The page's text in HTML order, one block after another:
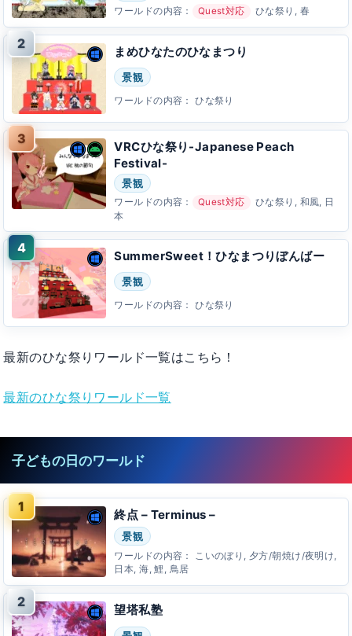
ワールドの内容： Quest対応 ひな祭り, 春
まめひなたのひなまつり
景観
ワールドの内容： ひな祭り
VRCひな祭り-Japanese Peach
Festival-
景観
ワールドの内容： Quest対応
ひな祭り, 和風, 日
本
SummerSweet！ひなまつりぼんばー
景観
ワールドの内容： ひな祭り
最新のひな祭りワールド一覧はこちら！
最新のひな祭りワールド一覧
子どもの日のワールド
終点 – Terminus –
景観
ワールドの内容：
こいのぼり, 夕方/朝焼け/夜明け,
日本, 海, 鯉, 鳥居
望塔私塾